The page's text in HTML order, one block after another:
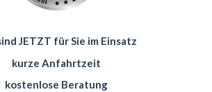
JETZT für Sie im Einsatz
kurze Anfahrtzeit
kostenlose Beratung